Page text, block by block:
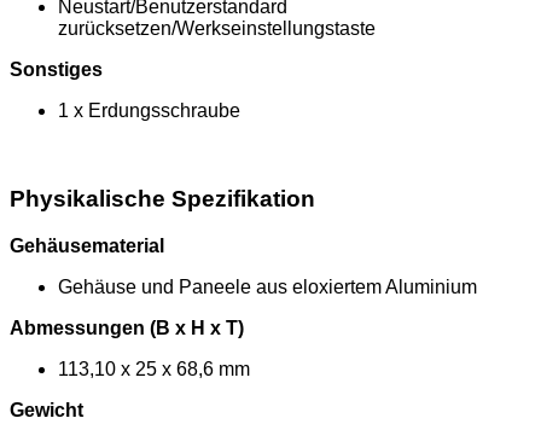
Neustart/Benutzerstandard
zurücksetzen/Werkseinstellungstaste
Sonstiges
1 x Erdungsschraube
Physikalische Spezifikation
Gehäusematerial
Gehäuse und Paneele aus eloxiertem Aluminium
Abmessungen (B x H x T)
113,10 x 25 x 68,6 mm
Gewicht